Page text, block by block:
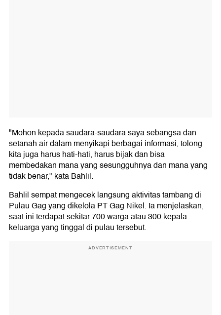
"Mohon kepada saudara-saudara saya sebangsa dan
setanah air dalam menyikapi berbagai informasi, tolong
kita juga harus hati-hati, harus bijak dan bisa
membedakan mana yang sesungguhnya dan mana yang
tidak benar," kata Bahlil.
Bahlil sempat mengecek langsung aktivitas tambang di
Pulau Gag yang dikelola PT Gag Nikel. Ia menjelaskan,
saat ini terdapat sekitar 700 warga atau 300 kepala
keluarga yang tinggal di pulau tersebut.
ADVERTISEMENT